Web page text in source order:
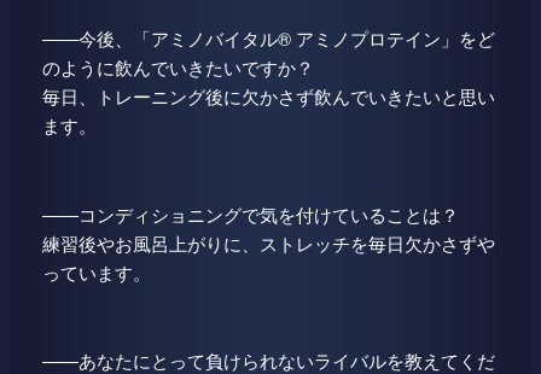
――今後、「アミノバイタル® アミノプロテイン」をど
のように飲んでいきたいですか？
毎日、トレーニング後に欠かさず飲んでいきたいと思い
ます。
――コンディショニングで気を付けていることは？
練習後やお風呂上がりに、ストレッチを毎日欠かさずや
っています。
――あなたにとって負けられないライバルを教えてくだ